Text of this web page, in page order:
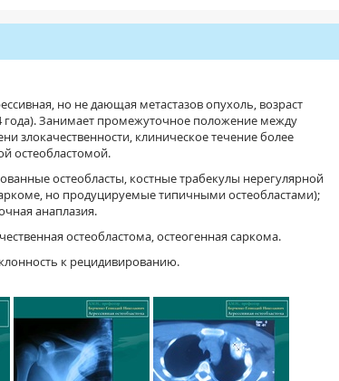
но не дающая метастазов опухоль, возраст
года). Занимает промежуточное положение между
злокачественности, клиническое течение более
остеобластомой.
остеобласты, костные трабекулы нерегулярной
но продуцируемые типичными остеобластами);
анаплазия.
остеобластома, остеогенная саркома.
к рецидивированию.